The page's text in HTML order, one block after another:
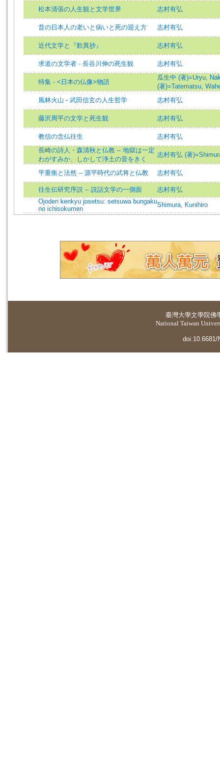
松本清張の人生観と文学世界 志村有弘
昔の日本人の老いと病いと死の迎え方 志村有弘
近代文学と『歎異抄』 志村有弘
求道の文学者 - 長谷川伸の死生観 志村有弘
特集 - <日本の仏像>物語
瓜生中 (著)=Uryu,
(著)=Tatematsu,
風林火山 - 武田信玄の人生哲学
志村有弘
藤沢周平の文学と死生観 志村有弘
教信の念仏往生
志村有弘
長崎の詩人・森清秋と仏教 -- 地獄は一定
わがすみか、しかして浄土の音をきく
志村有弘 (著
平重衡と法然 -- 源平時代の武将と仏教 志村有弘
往生伝研究序説 -- 説話文学の一側面
志村有弘
Ojoden kenkyu josetsu: setsuwa bungaku
no ichisokumen
Shimura, Kunihiro
臺灣大學文學院佛
National Taiwan
doi:10.6681/